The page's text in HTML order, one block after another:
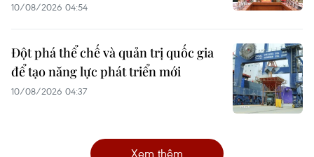
10/08/2026 04:54
Đột phá thể chế và quản trị quốc gia
để tạo năng lực phát triển mới
10/08/2026 04:37
Xem thêm